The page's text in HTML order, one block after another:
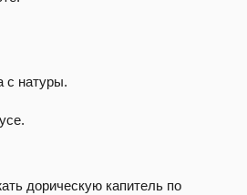
с натуры.
дорическую капитель по